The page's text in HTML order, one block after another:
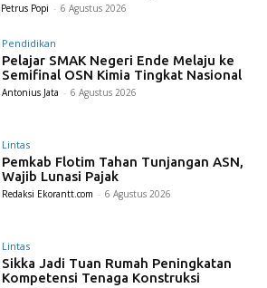
Petrus Popi - 6 Agustus 2026
Pendidikan
Pelajar SMAK Negeri Ende Melaju ke
Semifinal OSN Kimia Tingkat Nasional
Antonius Jata - 6 Agustus 2026
Lintas
Pemkab Flotim Tahan Tunjangan ASN,
Wajib Lunasi Pajak
Redaksi Ekorantt.com - 6 Agustus 2026
Lintas
Sikka Jadi Tuan Rumah Peningkatan
Kompetensi Tenaga Konstruksi